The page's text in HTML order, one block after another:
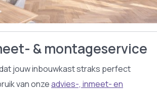
& montageservice
jouw inbouwkast straks perfect
van onzeadvies-, inmeet- en